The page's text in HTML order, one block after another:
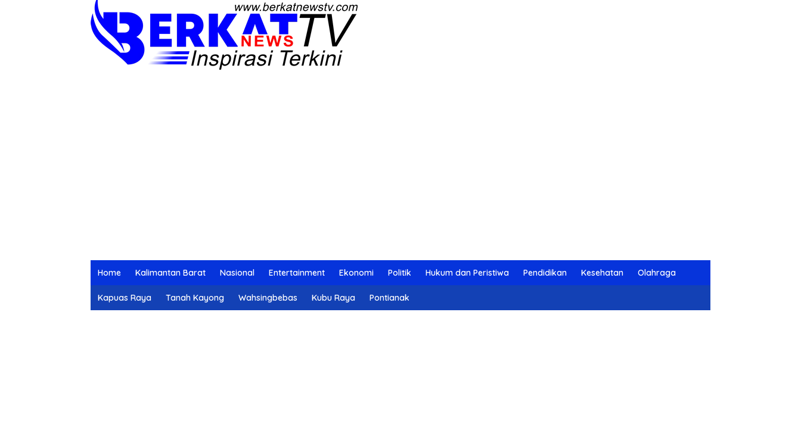
Home Kalimantan Barat Nasional Entertainment Ekonomi Politik Hukum dan Peristiwa Pendidikan Kesehatan Olahraga
Kapuas Raya Tanah Kayong Wahsingbebas Kubu Raya Pontianak